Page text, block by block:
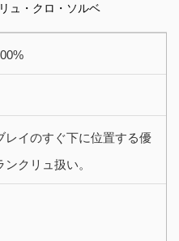
ュ・クロ・ソルベ
レイのすぐ下に位置する優
クリュ扱い。